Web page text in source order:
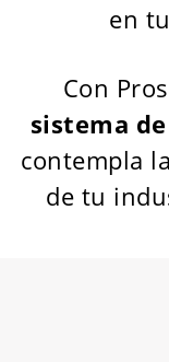
en
Con
sistema
contempla
de tu